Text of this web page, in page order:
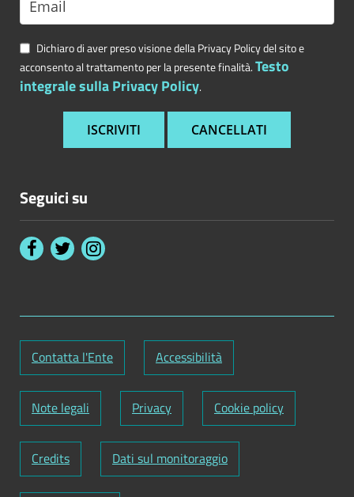
Dichiaro di aver preso visione della Privacy Policy del sito e
acconsento al trattamento per la presente finalità.Testo
integrale sulla Privacy Policy.
Seguici su
Contatta l'Ente Accessibilità
Note legali Privacy Cookie policy
Credits Dati sul monitoraggio